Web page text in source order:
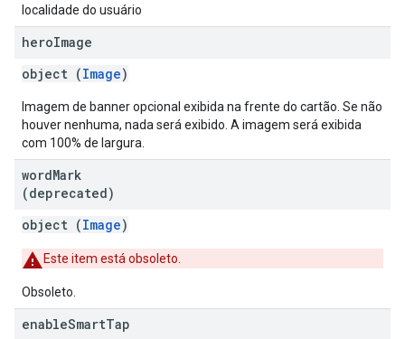
localidade do usuário
heroImage
object (Image)
Imagem de banner opcional exibida na frente do cartão. Se não
houver nenhuma, nada será exibido. A imagem será exibida
com 100% de largura.
wordMark
(deprecated)
object (Image)
Este item está obsoleto.
Obsoleto.
enableSmartTap